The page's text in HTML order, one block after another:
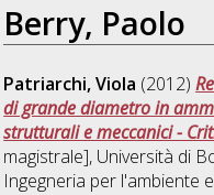
Berry, Paolo
Patriarchi, Viola (2012)
di grande diametro in
strutturali e meccanici -
magistrale], Università di
Ingegneria per l'ambiente